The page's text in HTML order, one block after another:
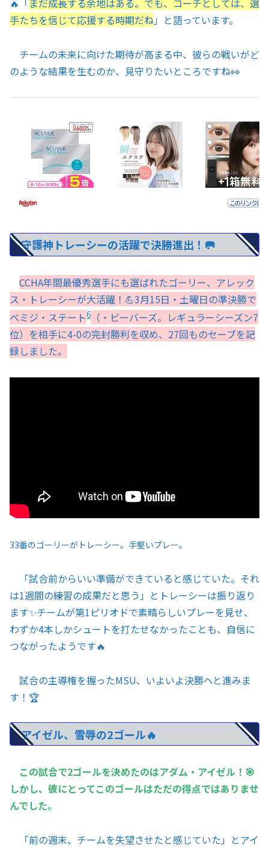
🔥「 まだ成長する余地はある。でも、コーチとしては、選
手たちを信じて応援する時期だね」と語っています。
チームの未来に向けた期待が高まる中、彼らの戦いがど
のような結果を生むのか、見守りたいところですね👀
守護神トレーシーの活躍で決勝進出！🥅
CCHA年間最優秀選手にも選ばれたゴーリー、アレック
ス・トレーシーが大活躍！💪3月15日・土曜日の準決勝で
ベミジ・ステート6 （・ビーバーズ。レギュラーシーズン7
位）を相手に4-0の完封勝利を収め、27回ものセーブを記
録しました。
33番のゴーリーがトレーシー。手堅いプレー。
「試合前からいい準備ができていると感じていた。それ
は1週間の練習の成果だと思う」とトレーシーは振り返り
ます✨チームが第1ピリオドで素晴らしいプレーを見せ、
わずか4本しかシュートを打たせなかったことも、自信に
つながったようです🔥
試合の主導権を握ったMSU、いよいよ決勝へと進みま
す！🏆
アイゼル、雪辱の2ゴール🔥
この試合で2ゴールを決めたのはアダム・アイゼル！🎯
しかし、彼にとってこのゴールはただの得点ではありませ
んでした。
「前の週末、チームを失望させたと感じていた」とアイ